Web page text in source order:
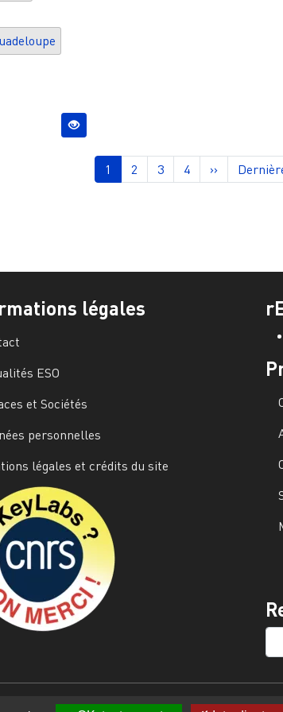
Page courante
1 Page
2 Page
3 Page
4 Page
››
légales
ESO
et Sociétés
personnelles
légales et crédits du site